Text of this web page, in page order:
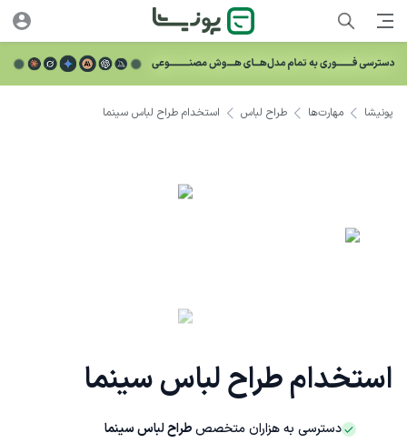
استخدام طراح لباس سینما
دسترسی به هزاران متخصصطراح لباس سینما
پونیشا مهارت‌ها طراح لباس استخدام طراح لباس سینما